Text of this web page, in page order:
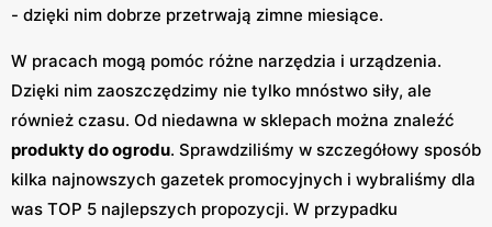
- dzięki nim dobrze przetrwają zimne miesiące.
W pracach mogą pomóc różne narzędzia i urządzenia.
Dzięki nim zaoszczędzimy nie tylko mnóstwo siły, ale
również czasu. Od niedawna w sklepach można znaleźć
produkty do ogrodu. Sprawdziliśmy w szczegółowy sposób
kilka najnowszych gazetek promocyjnych i wybraliśmy dla
was TOP 5 najlepszych propozycji. W przypadku